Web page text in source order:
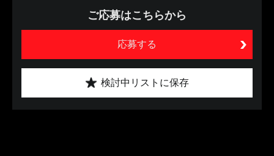
ご応募はこちらから
応募する
検討中リストに保存